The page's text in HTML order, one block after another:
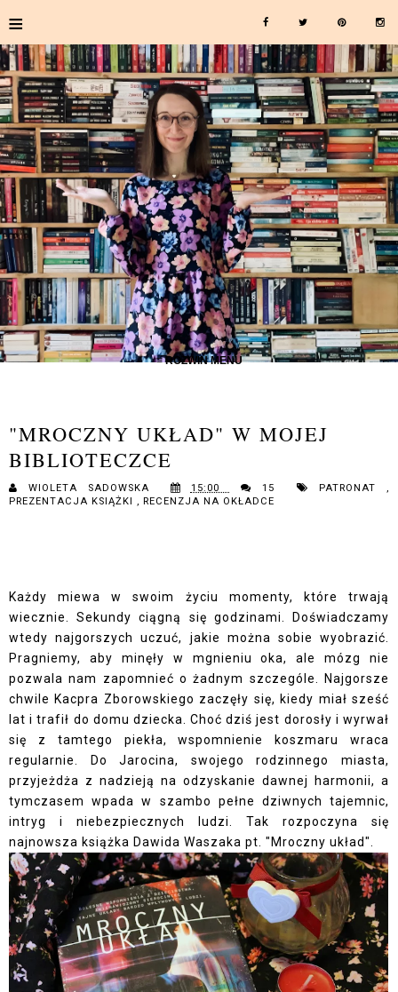
≡
≡ ROZWIŃ MENU
"MROCZNY UKŁAD" W MOJEJ
BIBLIOTECZCE
WIOLETA SADOWSKA 15:00 15 PATRONAT,
PREZENTACJA KSIĄŻKI , RECENZJA NA OKŁADCE
Każdy miewa w swoim życiu momenty, które trwają
wiecznie. Sekundy ciągną się godzinami. Doświadczamy
wtedy najgorszych uczuć, jakie można sobie wyobrazić.
Pragniemy, aby minęły w mgnieniu oka, ale mózg nie
pozwala nam zapomnieć o żadnym szczególe. Najgorsze
chwile Kacpra Zborowskiego zaczęły się, kiedy miał sześć
lat i trafił do domu dziecka. Choć dziś jest dorosły i wyrwał
się z tamtego piekła, wspomnienie koszmaru wraca
regularnie. Do Jarocina, swojego rodzinnego miasta,
przyjeżdża z nadzieją na odzyskanie dawnej harmonii, a
tymczasem wpada w szambo pełne dziwnych tajemnic,
intryg i niebezpiecznych ludzi. Tak rozpoczyna się
najnowsza książka Dawida Waszaka pt. "Mroczny układ".